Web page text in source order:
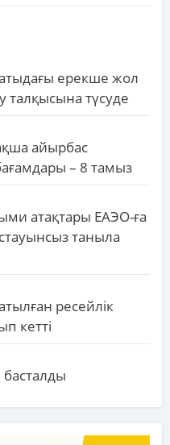
ерекше жол
талқысына түсуде
айырбас
– 8 тамыз
атақтары ЕАЭО-ға
таныла
ресейлік
кетті
басталды